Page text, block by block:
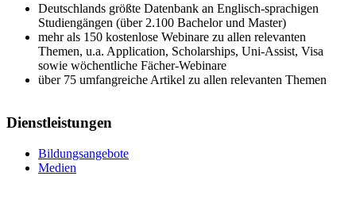
Deutschlands größte Datenbank an Englisch-sprachigen
Studiengängen (über 2.100 Bachelor und Master)
mehr als 150 kostenlose Webinare zu allen relevanten
Themen, u.a. Application, Scholarships, Uni-Assist, Visa
sowie wöchentliche Fächer-Webinare
über 75 umfangreiche Artikel zu allen relevanten Themen
Dienstleistungen
Bildungsangebote
Medien